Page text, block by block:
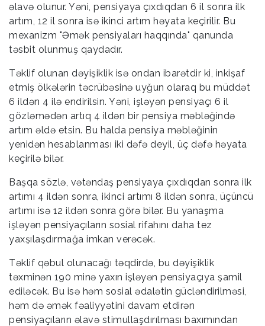
əlavə olunur. Yəni, pensiyaya çıxdıqdan 6 il sonra ilk
artım, 12 il sonra isə ikinci artım həyata keçirilir. Bu
mexanizm "Əmək pensiyaları haqqında" qanunda
təsbit olunmuş qaydadır.
Təklif olunan dəyişiklik isə ondan ibarətdir ki, inkişaf
etmiş ölkələrin təcrübəsinə uyğun olaraq bu müddət
6 ildən 4 ilə endirilsin. Yəni, işləyən pensiyaçı 6 il
gözləmədən artıq 4 ildən bir pensiya məbləğində
artım əldə etsin. Bu halda pensiya məbləğinin
yenidən hesablanması iki dəfə deyil, üç dəfə həyata
keçirilə bilər.
Başqa sözlə, vətəndaş pensiyaya çıxdıqdan sonra ilk
artımı 4 ildən sonra, ikinci artımı 8 ildən sonra, üçüncü
artımı isə 12 ildən sonra görə bilər. Bu yanaşma
işləyən pensiyaçıların sosial rifahını daha tez
yaxşılaşdırmağa imkan verəcək.
Təklif qəbul olunacağı təqdirdə, bu dəyişiklik
təxminən 190 minə yaxın işləyən pensiyaçıya şamil
ediləcək. Bu isə həm sosial ədalətin gücləndirilməsi,
həm də əmək fəaliyyətini davam etdirən
pensiyaçıların əlavə stimullaşdırılması baxımından